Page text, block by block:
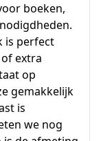
boeken,
is perfect
extra
op
gemakkelijk
is
we nog